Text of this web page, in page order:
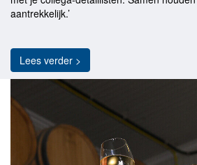
aantrekkelijk.’
Lees verder >